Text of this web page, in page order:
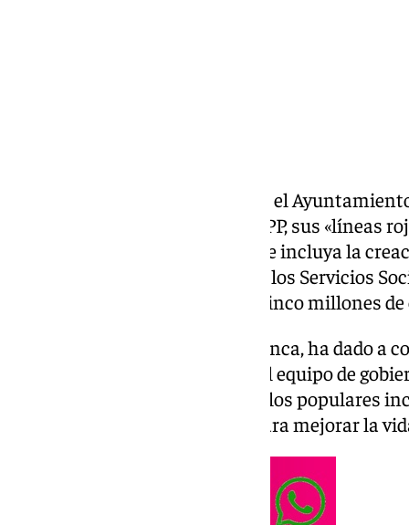
en el
miércoles al gobierno local, del PP, sus «líneas
para 2025 y ha reclamado que se incluya la
«comprometidas» para reforzar los Servicios
ambicioso plan de empleo» de cinco millones
El portavoz socialista, Paco Cuenca, ha dado
de una reunión de trabajo con el equipo de
a un acuerdo siempre y cuando los populares
consideran «imprescindibles para mejorar la